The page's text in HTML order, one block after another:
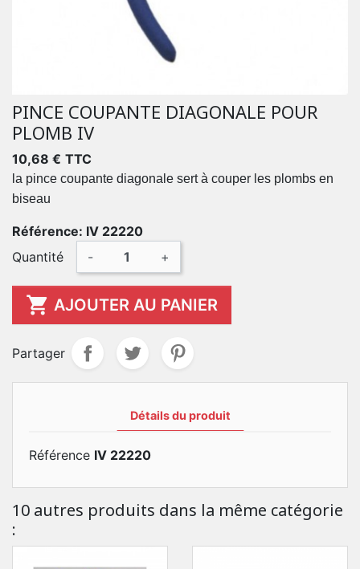
PINCE COUPANTE DIAGONALE POUR
PLOMB IV
10,68 € TTC
la pince coupante diagonale sert à couper les plombs en
biseau
Référence: IV 22220
Quantité
- +
 AJOUTER AU PANIER
Partager
Détails du produit
Référence IV 22220
10 autres produits dans la même catégorie
: